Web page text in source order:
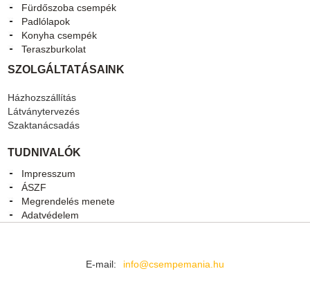
Fürdőszoba csempék
Padlólapok
Konyha csempék
Teraszburkolat
SZOLGÁLTATÁSAINK
Házhozszállítás
Látványtervezés
Szaktanácsadás
TUDNIVALÓK
Impresszum
ÁSZF
Megrendelés menete
Adatvédelem
E-mail: info@csempemania.hu